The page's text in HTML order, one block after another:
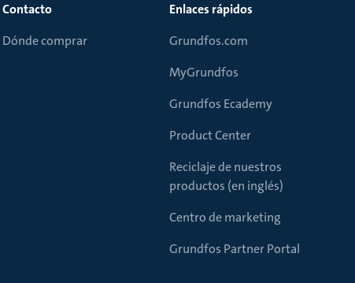
Contacto
Dónde comprar
Enlaces rápidos
Grundfos.com
MyGrundfos
Grundfos Ecademy
Product Center
Reciclaje de nuestros
productos (en inglés)
Centro de marketing
Grundfos Partner Portal